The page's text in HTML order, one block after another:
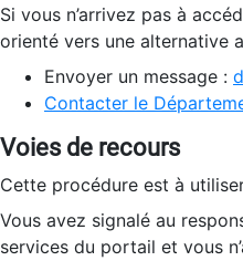
Si vous n’arrivez pas à
orienté vers une alternative
Envoyer un message :
Contacter le
Voies de recours
Cette procédure est à
Vous avez signalé au
services du portail et vous